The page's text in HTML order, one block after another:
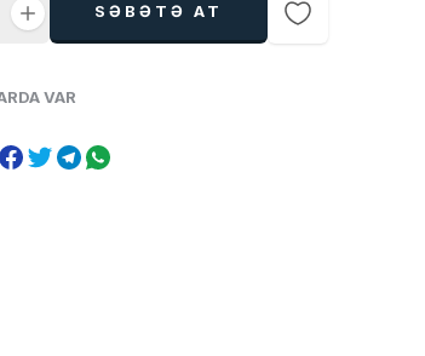
SƏBƏTƏ AT
VAR